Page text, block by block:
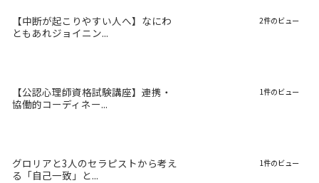
【中断が起こりやすい人へ】なにわ
ともあれジョイニン...
2件のビュー
【公認心理師資格試験講座】連携・
協働的コーディネー...
1件のビュー
グロリアと3人のセラピストから考え
る「自己一致」と...
1件のビュー